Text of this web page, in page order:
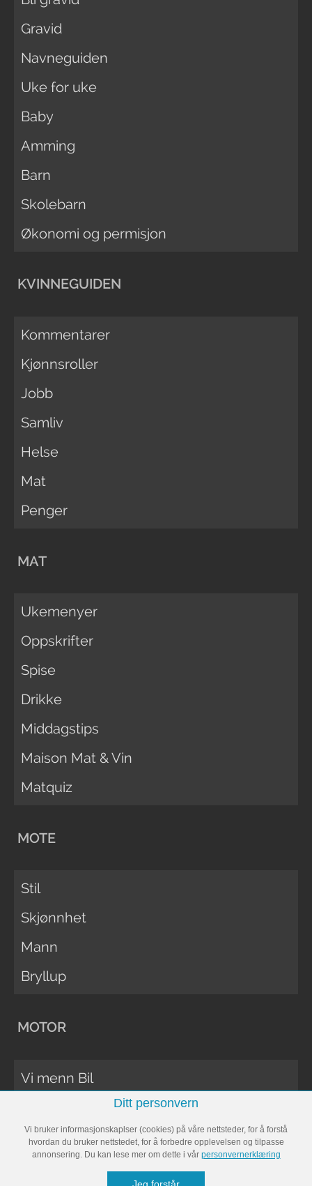
Gravid
Navneguiden
Uke for uke
Baby
Amming
Barn
Skolebarn
Økonomi og permisjon
KVINNEGUIDEN
Kommentarer
Kjønnsroller
Jobb
Samliv
Helse
Mat
Penger
MAT
Ukemenyer
Oppskrifter
Spise
Drikke
Middagstips
Maison Mat & Vin
Matquiz
MOTE
Stil
Skjønnhet
Mann
Bryllup
MOTOR
Vi menn Bil
Vi Menn Båt
Ditt personvern
Vi bruker informasjonskaplser (cookies) på våre nettsteder, for å forstå
hvordan du bruker nettstedet, for å forbedre opplevelsen og tilpasse
annonsering. Du kan lese mer om dette i vår personvernerklæring